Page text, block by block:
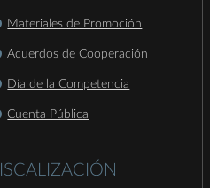
Materiales de Promoción
Acuerdos de Cooperación
Día de la Competencia
Cuenta Pública